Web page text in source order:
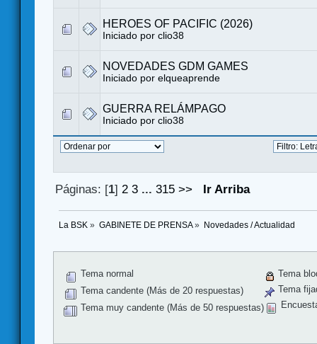
HEROES OF PACIFIC (2026)
Iniciado por clio38
NOVEDADES GDM GAMES
Iniciado por elqueaprende
GUERRA RELÁMPAGO
Iniciado por clio38
Páginas: [1] 2 3 ...315 >> Ir Arriba
La BSK » GABINETE DE PRENSA» Novedades / Actualidad
Tema normal
Tema candente (Más de 20 respuestas)
Tema muy candente (Más de 50 respuestas)
Tema
Tema